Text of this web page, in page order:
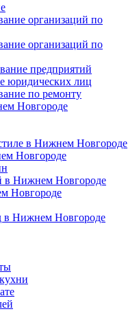
организаций по
организаций по
предприятий
юридических лиц
по ремонту
Новгороде
в Нижнем Новгороде
Новгороде
в Нижнем Новгороде
Новгороде
в Нижнем Новгороде